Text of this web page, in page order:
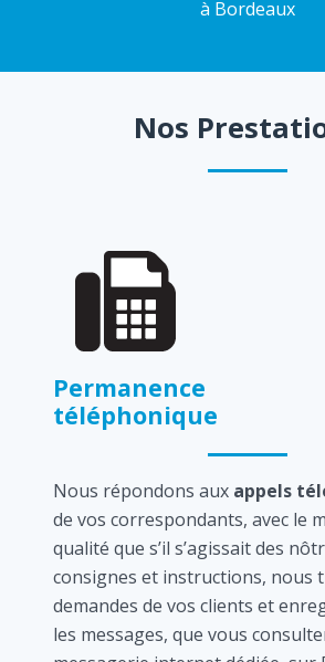
à Bordeaux
Nos
Permanence
téléphonique
Nous répondons aux appels
de vos correspondants, avec le
qualité que s’il s’agissait des
consignes et instructions, nous
demandes de vos clients et
les messages, que vous